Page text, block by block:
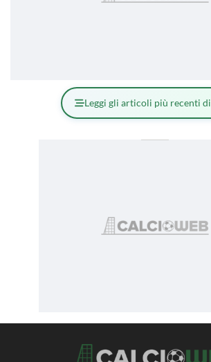
Leggi gli articoli più recenti di